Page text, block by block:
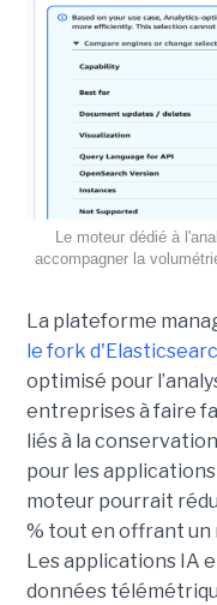
Le moteur dédié à
accompagner la
La plateforme
le fork
optimisé pour
entreprises à faire
liés à la
pour les applications
moteur pourrait
% tout en offrant
Les applications IA
données